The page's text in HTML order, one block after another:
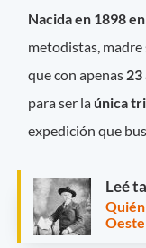
Nacida en 1898
metodistas,
que con apenas 23
para ser la única
expedición que
Leé
Oeste